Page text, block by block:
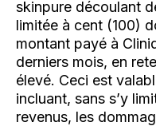
skinpure découlant
limitée à cent (100)
montant payé à
derniers mois, en
élevé. Ceci est
incluant, sans s’y
revenus, les